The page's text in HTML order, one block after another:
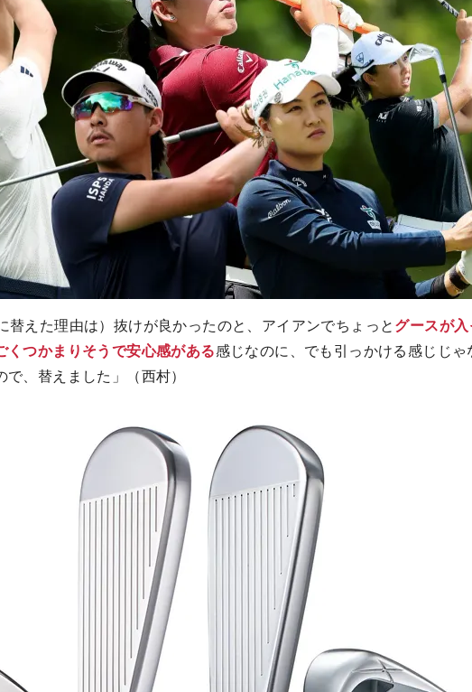
に替えた理由は）抜けが良かったのと、アイアンでちょっと グースが入
くつかまりそうで安心感がある感じなのに、でも引っかける感じじゃ
で、替えました」（西村）